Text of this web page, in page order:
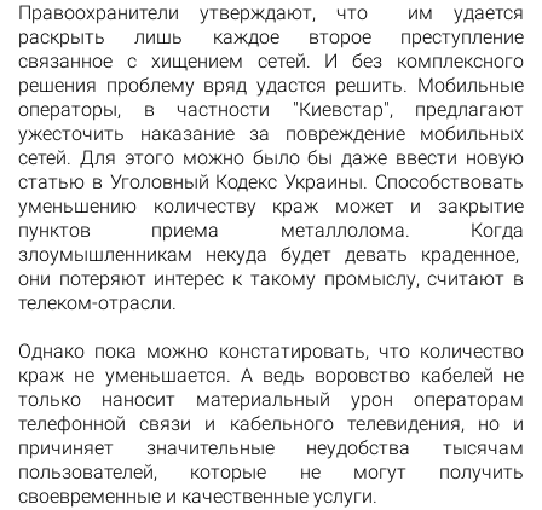
Правоохранители утверждают, что им удается
раскрыть лишь каждое второе преступление
связанное с хищением сетей. И без комплексного
решения проблему вряд удастся решить. Мобильные
операторы, в частности "Киевстар", предлагают
ужесточить наказание за повреждение мобильных
сетей. Для этого можно было бы даже ввести новую
статью в Уголовный Кодекс Украины. Способствовать
уменьшению количеству краж может и закрытие
пунктов приема металлолома. Когда
злоумышленникам некуда будет девать краденное,
они потеряют интерес к такому промыслу, считают в
телеком-отрасли.
Однако пока можно констатировать, что количество
краж не уменьшается. А ведь воровство кабелей не
только наносит материальный урон операторам
телефонной связи и кабельного телевидения, но и
причиняет значительные неудобства тысячам
пользователей, которые не могут получить
своевременные и качественные услуги.